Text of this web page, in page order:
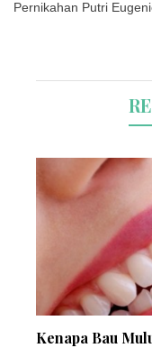
Pernikahan Putri
Kenapa Bau